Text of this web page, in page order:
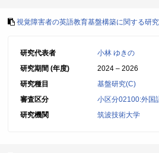
視覚障害者の英語教育基盤構築に関する研
研究代表者
小林 ゆきの
研究期間 (年度)
2024 – 2026
研究種目
基盤研究(C)
審査区分
小区分02100:外国
研究機関
筑波技術大学